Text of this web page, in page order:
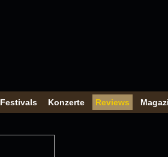
Festivals Konzerte Reviews